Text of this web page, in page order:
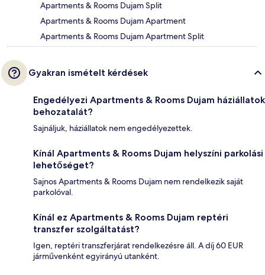
Apartments & Rooms Dujam Split
Apartments & Rooms Dujam Apartment
Apartments & Rooms Dujam Apartment Split
Gyakran ismételt kérdések
Engedélyezi Apartments & Rooms Dujam háziállatok
behozatalát?
Sajnáljuk, háziállatok nem engedélyezettek.
Kínál Apartments & Rooms Dujam helyszíni parkolási
lehetőséget?
Sajnos Apartments & Rooms Dujam nem rendelkezik saját
parkolóval.
Kínál ez Apartments & Rooms Dujam reptéri
transzfer szolgáltatást?
Igen, reptéri transzferjárat rendelkezésre áll. A díj 60 EUR
járművenként egyirányú utanként.